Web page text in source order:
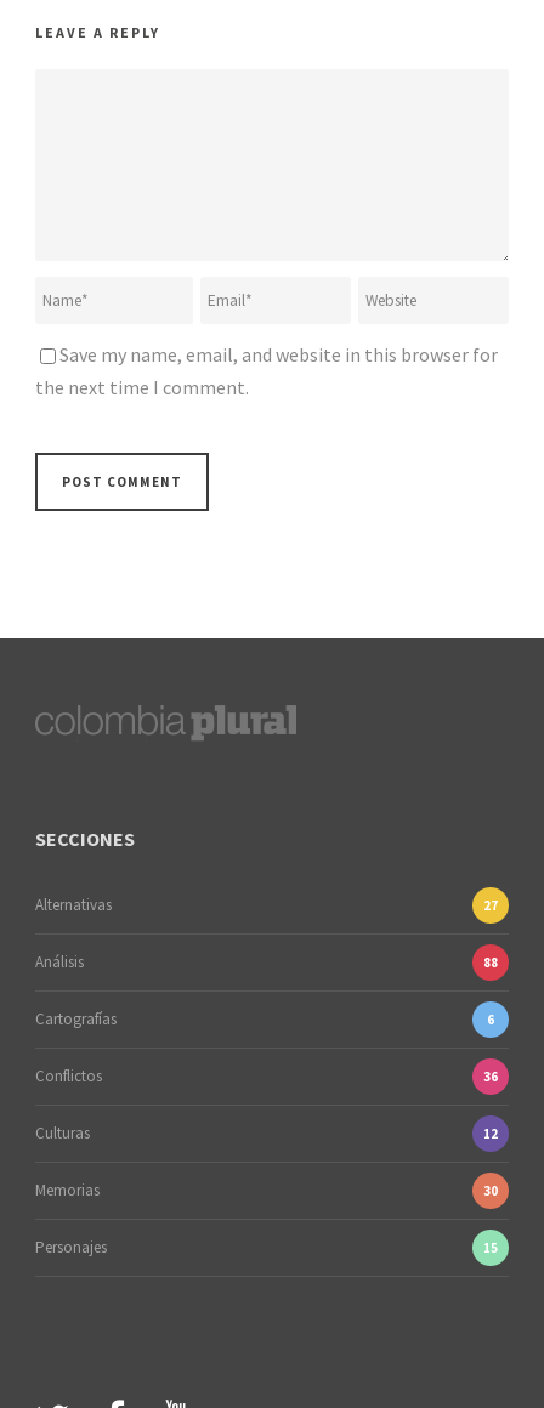
LEAVE A REPLY
Save my name, email, and website in this browser for
the next time I comment.
SECCIONES
Alternativas 27
Análisis 88
Cartografías 6
Conflictos 36
Culturas 12
Memorias 30
Personajes 15